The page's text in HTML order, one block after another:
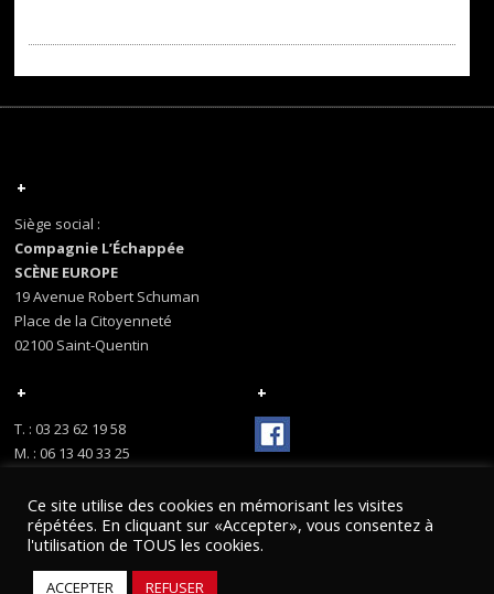
+
Siège social :
Compagnie L’Échappée
SCÈNE EUROPE
19 Avenue Robert Schuman
Place de la Citoyenneté
02100 Saint-Quentin
+
T. : 03 23 62 19 58
M. : 06 13 40 33 25
+
MENTIONS LÉGALES
Ce site utilise des cookies en mémorisant les visites
répétées. En cliquant sur «Accepter», vous consentez à
l'utilisation de TOUS les cookies.
ACCEPTER REFUSER